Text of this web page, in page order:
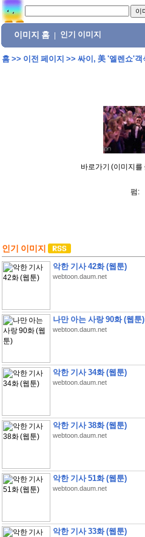
이미지 홈 인기 이미지
홈>> 이전 페이지 >> 싸이, 美 '엘렌쇼'객
바로가기 (이미지를
펌:
인기 이미지
악한 기사 42화 (웹툰)
webtoon.daum.net
나만 아는 사랑 90화 (웹툰)
webtoon.daum.net
악한 기사 34화 (웹툰)
webtoon.daum.net
악한 기사 38화 (웹툰)
webtoon.daum.net
악한 기사 51화 (웹툰)
webtoon.daum.net
악한 기사 33화 (웹툰)